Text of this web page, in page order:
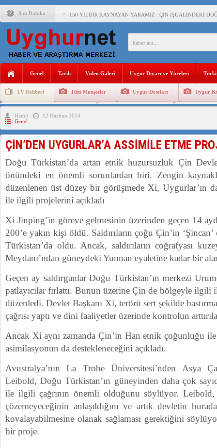
Son Dakika 150 YILDIR KAYNAYAN YARAMIZ : ÇİN İŞGALİNDEKİ
ÇİN’İN UYGUR POLİTİKALARINI ÖVEN DİYANET
ÇİN’İN ANKARA BÜYÜKELÇİSİ JİANG’İN TRABZON
İŞGALCİ ÇİN’DEN “FETİHLER SULTANI
İŞGALCİ ÇİN,DOĞU TÜRKİSTAN’DA EN AZ 143 BİN
AZİZANA KAŞGAR : IŞIKLAR ALTINDA BİR VİTRİN Mİ,
Genel Tarih Video Galeri Uygur Diyarı ve Yöreleri
TV Rehberi Tüm Manşetler Uygur Dostları Uygur
Uygurlarda Düğün ve Cenaze
Hamit
12 Haziran 2014
Genel
ÇİN’DEN UYGURLAR’A ASSİMİLE ETME
Doğu Türkistan’da artan etnik huzursuzluk Çin
önündeki en önemli sorunlardan biri. Zengin
düzenlenen üst düzey bir görüşmede Xi, Uygurlar’ın
ile ilgili projelerini açıkladı
Xi Jinping’in göreve gelmesinin üzerinden geçen 14
200’e yakın kişi öldü. Saldırıların çoğu Çin’in
Türkistan’da oldu. Ancak, saldırıların coğrafyası
Meydanı’ndan güneydeki Yunnan eyaletine kadar bir
Geçen ay saldırganlar Doğu Türkistan’ın merkezi
patlayıcılar fırlattı. Bunun üzerine Çin de bölgeyle ilgili
düzenledi. Devlet Başkanı Xi, terörü sert şekilde
çağrısı yaptı ve dini faaliyetler üzerinde kontrolun
Ancak Xi aynı zamanda Çin’in Han etnik çoğunluğu ile
asimilasyonun da destekleneceğini açıkladı.
Avustralya’nın La Trobe Üniversitesi’nden Asya
Leibold, Doğu Türkistan’ın güneyinden daha çok
ile ilgili çağrının önemli olduğunu söylüyor. Leibold,
çözemeyeceğinin anlaşıldığını ve artık devletin
kovalayabilmesine olanak sağlaması gerektiğini
bir proje.